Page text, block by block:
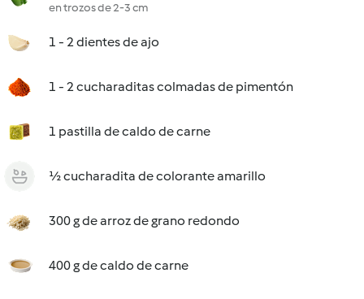
en trozos de 2-3 cm
1 - 2 dientes de ajo
1 - 2 cucharaditas colmadas de pimentón
1 pastilla de caldo de carne
½ cucharadita de colorante amarillo
300 g de arroz de grano redondo
400 g de caldo de carne